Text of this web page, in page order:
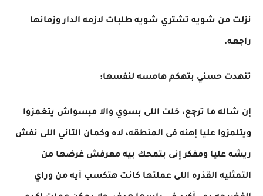
نزلت من شويه تشتري شويه طلبات لازمه الدار وزمانها
راجعه.
تنهدت حسني بتهكم هامسه لنفسها:
إن شاله ما ترچع، خلت اللى بسوي والا مبسواش يتغمزوا
ويتلمزوا عليا إهنه فى المنطقه، لاه وكمان التاني اللى نفش
ريشه عليا ومفكر إنى بتمحك بيه معرفش غرضها من
التمثليه القذره اللى عملتها كانت هتكسب أيه من وراي